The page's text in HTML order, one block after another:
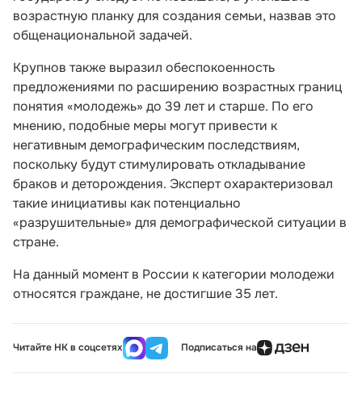
возрастную планку для создания семьи, назвав это
общенациональной задачей.
Крупнов также выразил обеспокоенность
предложениями по расширению возрастных границ
понятия «молодежь» до 39 лет и старше. По его
мнению, подобные меры могут привести к
негативным демографическим последствиям,
поскольку будут стимулировать откладывание
браков и деторождения. Эксперт охарактеризовал
такие инициативы как потенциально
«разрушительные» для демографической ситуации в
стране.
На данный момент в России к категории молодежи
относятся граждане, не достигшие 35 лет.
Читайте НК в соцсетях Подписаться на